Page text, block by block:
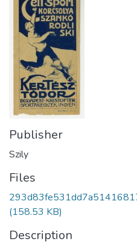
Publisher
Szily
Files
(158.53 KB)
Description